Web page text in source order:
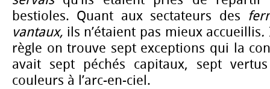
bestioles. Quant aux sectateurs des
vantaux, ils n’étaient pas mieux accueillis.
règle on trouve sept exceptions qui la
avait sept péchés capitaux, sept
couleurs à l’arc-en-ciel.